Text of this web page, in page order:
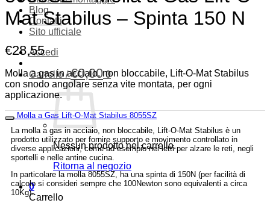
Blog
Contatti
Sito ufficiale
Accedi
Carrello /€0,00 0
Nessun prodotto nel carrello.
Ritorna al negozio
0
Carrello
Mat Stabilus – Spinta 150 N
€28,55
Molla a gas in acciaio, non bloccabile, Lift-O-Mat Stabilus
con snodo angolare senza vite montata, per ogni
applicazione.
Molla a Gas Lift-O-Mat Stabilus 8055SZ
La molla a gas in acciaio, non bloccabile, Lift-O-Mat Stabilus è un
prodotto utilizzato per fornire supporto e movimento controllato in
diverse applicazioni, come ad esempio nei letti per alzare le reti, negli
sportelli e nelle antine cucina.
In particolare la molla 8055SZ, ha una spinta di 150N (per facilità di
calcolo si consideri sempre che 100Newton sono equivalenti a circa
10Kg).